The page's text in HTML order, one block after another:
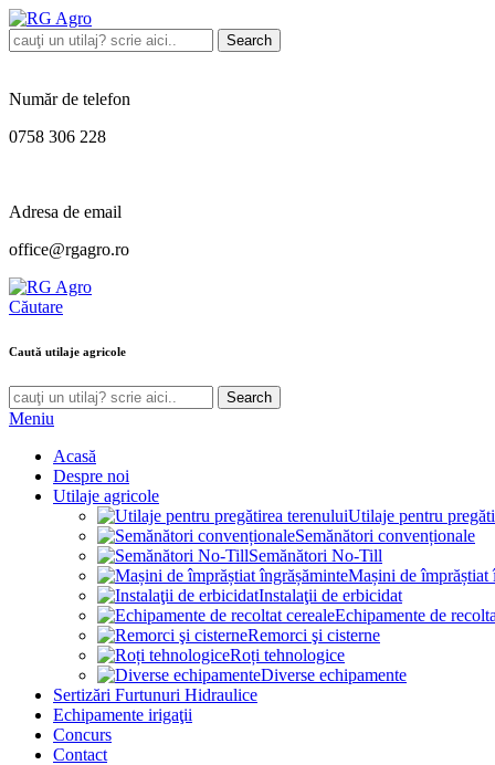
Search
Număr de telefon
0758 306 228
Adresa de email
office@rgagro.ro
Căutare
Caută utilaje agricole
Search
Meniu
Acasă
Despre noi
Utilaje agricole
Utilaje pentru
Semănători convenționale
Semănători No-Till
Mașini de împrăștiat
Instalaţii de erbicidat
Echipamente de
Remorci şi cisterne
Roți tehnologice
Diverse echipamente
Sertizări Furtunuri Hidraulice
Echipamente irigaţii
Concurs
Contact